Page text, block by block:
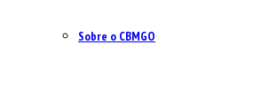
Sobre o CBMGO